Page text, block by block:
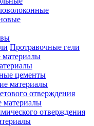
Протравочные гели
цементы
материалы
отверждения
материалы
отверждения